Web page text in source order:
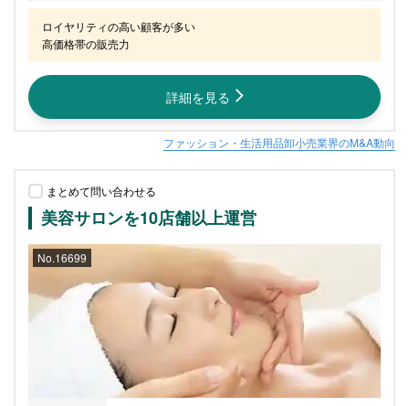
ロイヤリティの高い顧客が多い
高価格帯の販売力
詳細を見る
ファッション・生活用品卸小売業界のM&A動向
まとめて問い合わせる
美容サロンを10店舗以上運営
No.16699